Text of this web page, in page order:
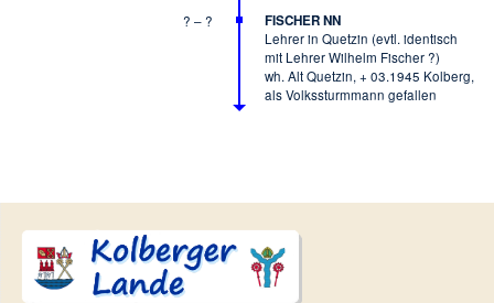
? – ?
FISCHER NN
Lehrer in Quetzin (evtl. identisch
mit Lehrer Wilhelm Fischer ?)
wh. Alt Quetzin, + 03.1945 Kolberg,
als Volkssturmmann gefallen